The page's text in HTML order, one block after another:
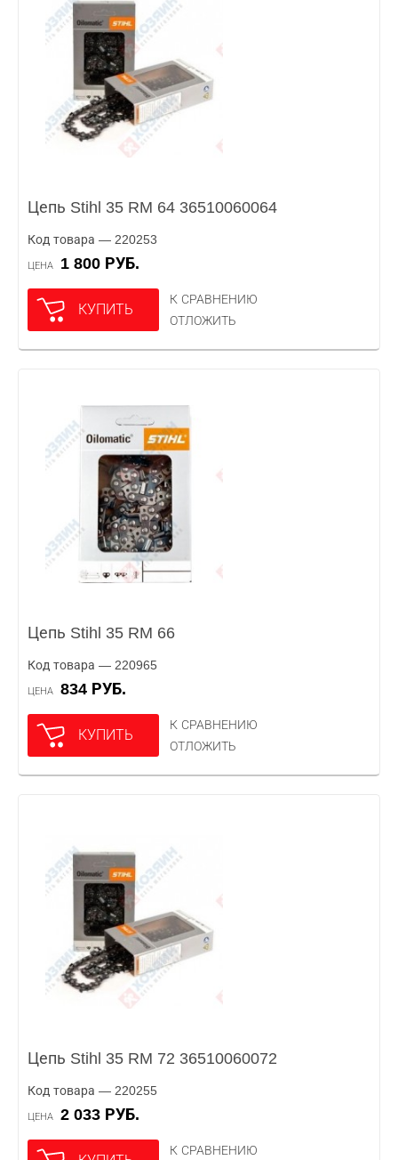
Цепь Stihl 35 RM 64 36510060064
Код товара — 220253
ЦЕНА 1 800 РУБ.
КУПИТЬ
К СРАВНЕНИЮ
ОТЛОЖИТЬ
Цепь Stihl 35 RM 66
Код товара — 220965
ЦЕНА 834 РУБ.
КУПИТЬ
К СРАВНЕНИЮ
ОТЛОЖИТЬ
Цепь Stihl 35 RM 72 36510060072
Код товара — 220255
ЦЕНА 2 033 РУБ.
К СРАВНЕНИЮ